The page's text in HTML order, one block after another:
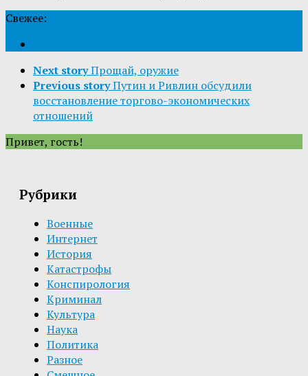
Свежее:
Next storyПрощай, оружие
Previous storyПутин и Ривлин обсудили
восстановление торгово-экономических
отношений
Привет, гость!
Рубрики
Военные
Интернет
История
Катастрофы
Конспирология
Криминал
Культура
Наука
Политика
Разное